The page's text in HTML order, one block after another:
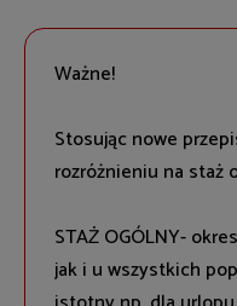
Ważne!
Stosując nowe
rozróżnieniu na staż
STAŻ OGÓLNY-
jak i u wszystkich